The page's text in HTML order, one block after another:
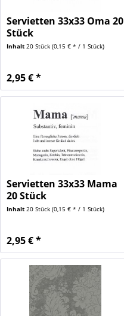
Servietten 33x33 Oma 20
Stück
Inhalt20 Stück(0,15 € * / 1 Stück)
2,95 € *
Servietten 33x33 Mama
20 Stück
Inhalt20 Stück(0,15 € * / 1 Stück)
2,95 € *